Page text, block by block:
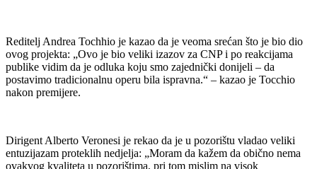
Reditelj Andrea Tochhio je kazao da je veoma srećan što je bio dio
ovog projekta: „Ovo je bio veliki izazov za CNP i po reakcijama
publike vidim da je odluka koju smo zajednički donijeli – da
postavimo tradicionalnu operu bila ispravna.“ – kazao je Tocchio
nakon premijere.
Dirigent Alberto Veronesi je rekao da je u pozorištu vladao veliki
entuzijazam proteklih nedjelja: „Moram da kažem da obično nema
ovakvog kvaliteta u pozorištima, pri tom mislim na visok